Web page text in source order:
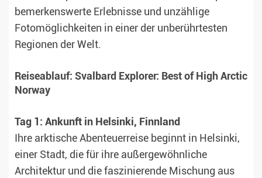
bemerkenswerte Erlebnisse und unzählige
Fotomöglichkeiten in einer der unberührtesten
Regionen der Welt.
Reiseablauf: Svalbard Explorer: Best of High Arctic
Norway
Tag 1: Ankunft in Helsinki, Finnland
Ihre arktische Abenteuerreise beginnt in Helsinki,
einer Stadt, die für ihre außergewöhnliche
Architektur und die faszinierende Mischung aus